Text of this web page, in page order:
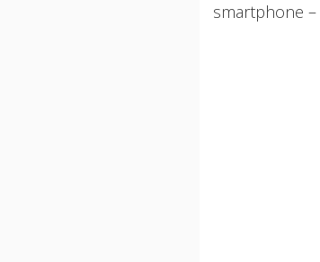
smartphone –